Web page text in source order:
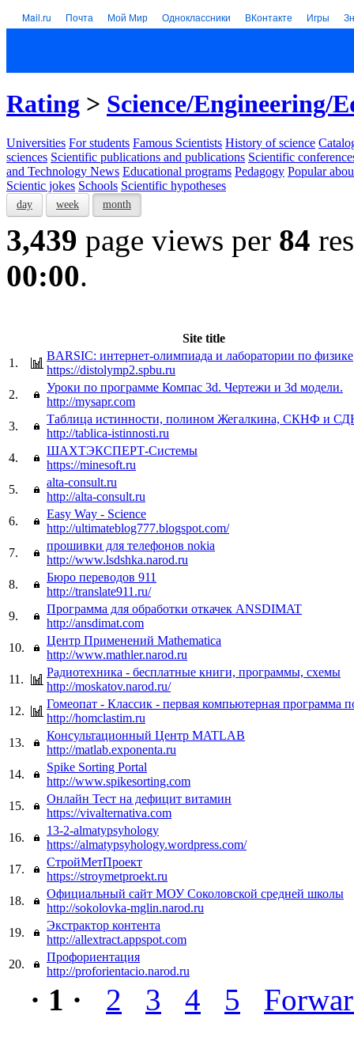
Mail.ru Почта Мой Мир Одноклассники ВКонтакте Игры
Rating > Science/Engineering/
Universities For students Famous Scientists History of science
sciences Scientific publications and publications Scientific
and Technology News Educational programs Pedagogy Popular
Scientic jokes Schools Scientific hypotheses
day week month
3,439 page views per 84
00:00.
Site title
1.
BARSIC: интернет-олимпиада и лаборатории по физике
https://distolymp2.spbu.ru
2.
Уроки по программе Компас 3d. Чертежи и 3d модели.
http://mysapr.com
3.
Таблица истинности, полином Жегалкина, СКНФ и
http://tablica-istinnosti.ru
4.
ШАХТЭКСПЕРТ-Системы
https://minesoft.ru
5.
alta-consult.ru
http://alta-consult.ru
6.
Easy Way - Science
http://ultimateblog777.blogspot.com/
7.
прошивки для телефонов nokia
http://www.lsdshka.narod.ru
8.
Бюро переводов 911
http://translate911.ru/
9.
Программа для обработки откачек ANSDIMAT
http://ansdimat.com
10.
Центр Применений Mathematica
http://www.mathler.narod.ru
11.
Радиотехника - бесплатные книги, программы, схемы
http://moskatov.narod.ru/
12.
Гомеопат - Классик - первая компьютерная программа
http://homclastim.ru
13.
Консультационный Центр MATLAB
http://matlab.exponenta.ru
14.
Spike Sorting Portal
http://www.spikesorting.com
15.
Онлайн Тест на дефицит витамин
https://vivalternativa.com
16.
13-2-almatypsyhology
https://almatypsyhology.wordpress.com/
17.
СтройМетПроект
https://stroymetproekt.ru
18.
Официальный сайт МОУ Соколовской средней школы
http://sokolovka-mglin.narod.ru
19.
Экстрактор контента
http://allextract.appspot.com
20.
Профориентация
http://proforientacio.narod.ru
· 1 · 2 3 4 5